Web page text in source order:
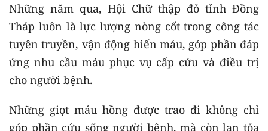
Những năm qua, Hội Chữ thập đỏ tỉnh Đồng
Tháp luôn là lực lượng nòng cốt trong công tác
tuyên truyền, vận động hiến máu, góp phần đáp
ứng nhu cầu máu phục vụ cấp cứu và điều trị
cho người bệnh.
Những giọt máu hồng được trao đi không chỉ
góp phần cứu sống người bệnh, mà còn lan tỏa